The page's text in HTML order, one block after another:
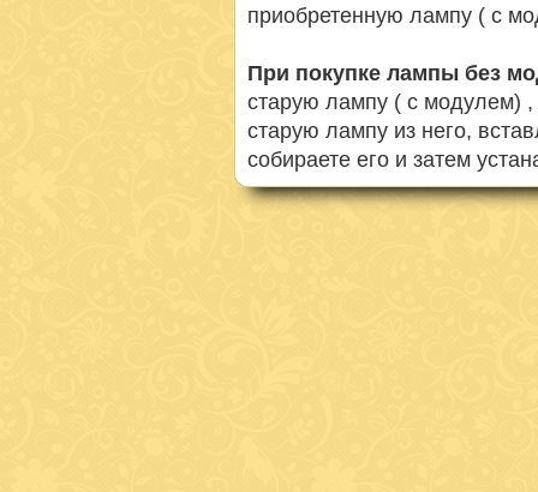
приобретенную лампу ( с
При покупке лампы без
старую лампу ( с модулем) ,
старую лампу из него,
собираете его и затем